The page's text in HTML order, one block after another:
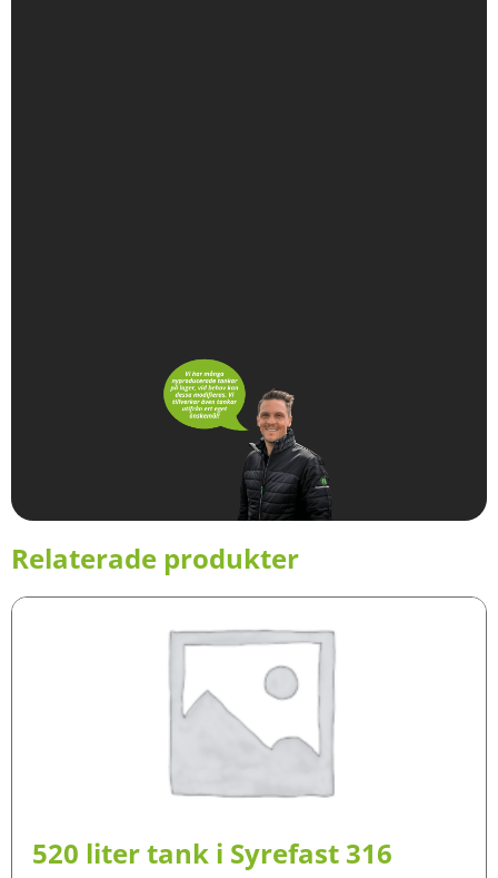
Relaterade produkter
520 liter tank i Syrefast 316